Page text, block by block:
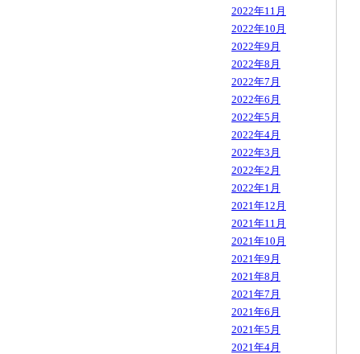
2022年11月
2022年10月
2022年9月
2022年8月
2022年7月
2022年6月
2022年5月
2022年4月
2022年3月
2022年2月
2022年1月
2021年12月
2021年11月
2021年10月
2021年9月
2021年8月
2021年7月
2021年6月
2021年5月
2021年4月